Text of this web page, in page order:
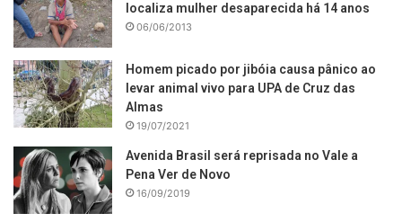
localiza mulher desaparecida há 14 anos
06/06/2013
Homem picado por jibóia causa pânico ao
levar animal vivo para UPA de Cruz das
Almas
19/07/2021
Avenida Brasil será reprisada no Vale a
Pena Ver de Novo
16/09/2019